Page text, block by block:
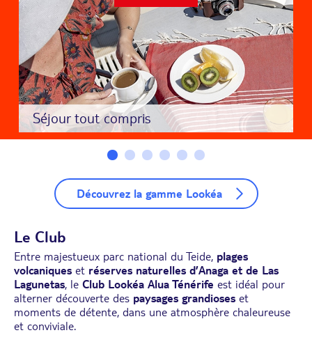
Séjour tout compris
Découvrez la gamme Lookéa
Le Club
Entre majestueux parc national du Teide, plages
volcaniques et réserves naturelles d’Anaga et de Las
Lagunetas, le Club Lookéa Alua Ténérife est idéal pour
alterner découverte des paysages grandioses et
moments de détente, dans une atmosphère chaleureuse
et conviviale.